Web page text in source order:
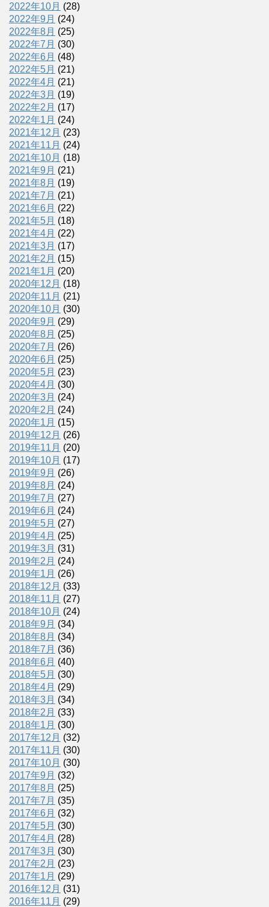
2022年10月 (28)
2022年9月 (24)
2022年8月 (25)
2022年7月 (30)
2022年6月 (48)
2022年5月 (21)
2022年4月 (21)
2022年3月 (19)
2022年2月 (17)
2022年1月 (24)
2021年12月 (23)
2021年11月 (24)
2021年10月 (18)
2021年9月 (21)
2021年8月 (19)
2021年7月 (21)
2021年6月 (22)
2021年5月 (18)
2021年4月 (22)
2021年3月 (17)
2021年2月 (15)
2021年1月 (20)
2020年12月 (18)
2020年11月 (21)
2020年10月 (30)
2020年9月 (29)
2020年8月 (25)
2020年7月 (26)
2020年6月 (25)
2020年5月 (23)
2020年4月 (30)
2020年3月 (24)
2020年2月 (24)
2020年1月 (15)
2019年12月 (26)
2019年11月 (20)
2019年10月 (17)
2019年9月 (26)
2019年8月 (24)
2019年7月 (27)
2019年6月 (24)
2019年5月 (27)
2019年4月 (25)
2019年3月 (31)
2019年2月 (24)
2019年1月 (26)
2018年12月 (33)
2018年11月 (27)
2018年10月 (24)
2018年9月 (34)
2018年8月 (34)
2018年7月 (36)
2018年6月 (40)
2018年5月 (30)
2018年4月 (29)
2018年3月 (34)
2018年2月 (33)
2018年1月 (30)
2017年12月 (32)
2017年11月 (30)
2017年10月 (30)
2017年9月 (32)
2017年8月 (25)
2017年7月 (35)
2017年6月 (32)
2017年5月 (30)
2017年4月 (28)
2017年3月 (30)
2017年2月 (23)
2017年1月 (29)
2016年12月 (31)
2016年11月 (29)